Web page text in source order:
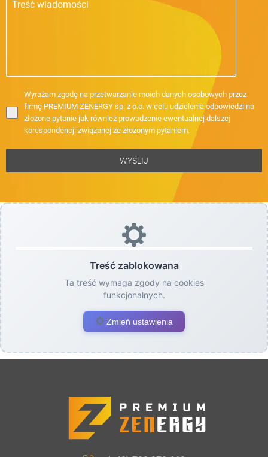
Wyrażam zgodę na przetwarzanie moich danych osobowych przez
firmę PREMIUM ZENERGY sp. z o.o. w celu udzielenia odpowiedzi na
złożone pytanie jak również prowadzenie ewentualnej dalszej
korespondencji związanej ze złożonym pytaniem.
WYŚLIJ
Treść zablokowana
Ta treść wymaga zgody na cookies
funkcjonalnych.
Zmień ustawienia